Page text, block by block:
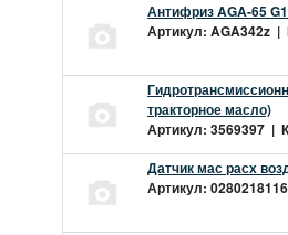
Антифриз AGA-65
Артикул: AGA342z |
тракторное масло)
Артикул: 3569397 |
Датчик мас расх
Артикул: